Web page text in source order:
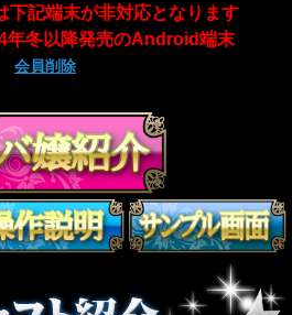
下記端末が非対応となります
年冬以降発売のAndroid端末
会員削除